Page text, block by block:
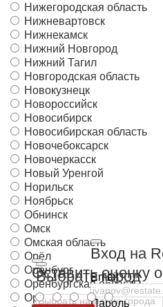
Выбрать город
Вход на
Email
Пароль
Нижегородская область
Нижневартовск
Нижнекамск
Нижний Новгород
Нижний Тагил
Новгородская область
Новокузнецк
Новороссийск
Новосибирск
Новосибирская область
Новочебоксарск
Новочеркасск
Новый Уренгой
Норильск
Ноябрьск
Обнинск
Омск
Омская область
Орёл
Оренбург
Оренбургская область
Орловская область
Оставить оценку